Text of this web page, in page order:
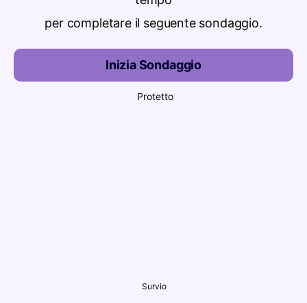
per completare il seguente sondaggio.
Inizia Sondaggio
Protetto
Survio